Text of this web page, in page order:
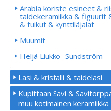
Arabia koriste esineet &
taidekeramiikka &
& tuikut & kynttiläjalat
Muumit
Heljä Liukko- Sundström
Lasi & kristalli & taidelasi
Kupittaan Savi &
muu kotimainen keramiikka